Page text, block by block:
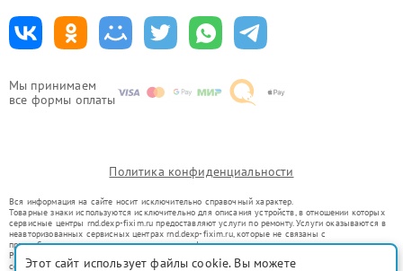
Мы принимаем
все формы оплаты
Политика конфиденциальности
Вся информация на сайте носит исключительно справочный характер.
Товарные знаки используются исключительно для описания устройств, в отношении которых
сервисные центры rnd.dexp-fixim.ru предоставляют услуги по ремонту. Услуги оказываются в
неавторизованных сервисных центрах rnd.dexp-fixim.ru, которые не связаны с
правообладателями товарных знаков или их официальными представителями.
Ремонт осуществляется для устройств, уже введенных в гражданский оборот в соответствии
со статьей 1487 ГК РФ.
Этот сайт использует файлы cookie. Вы можете